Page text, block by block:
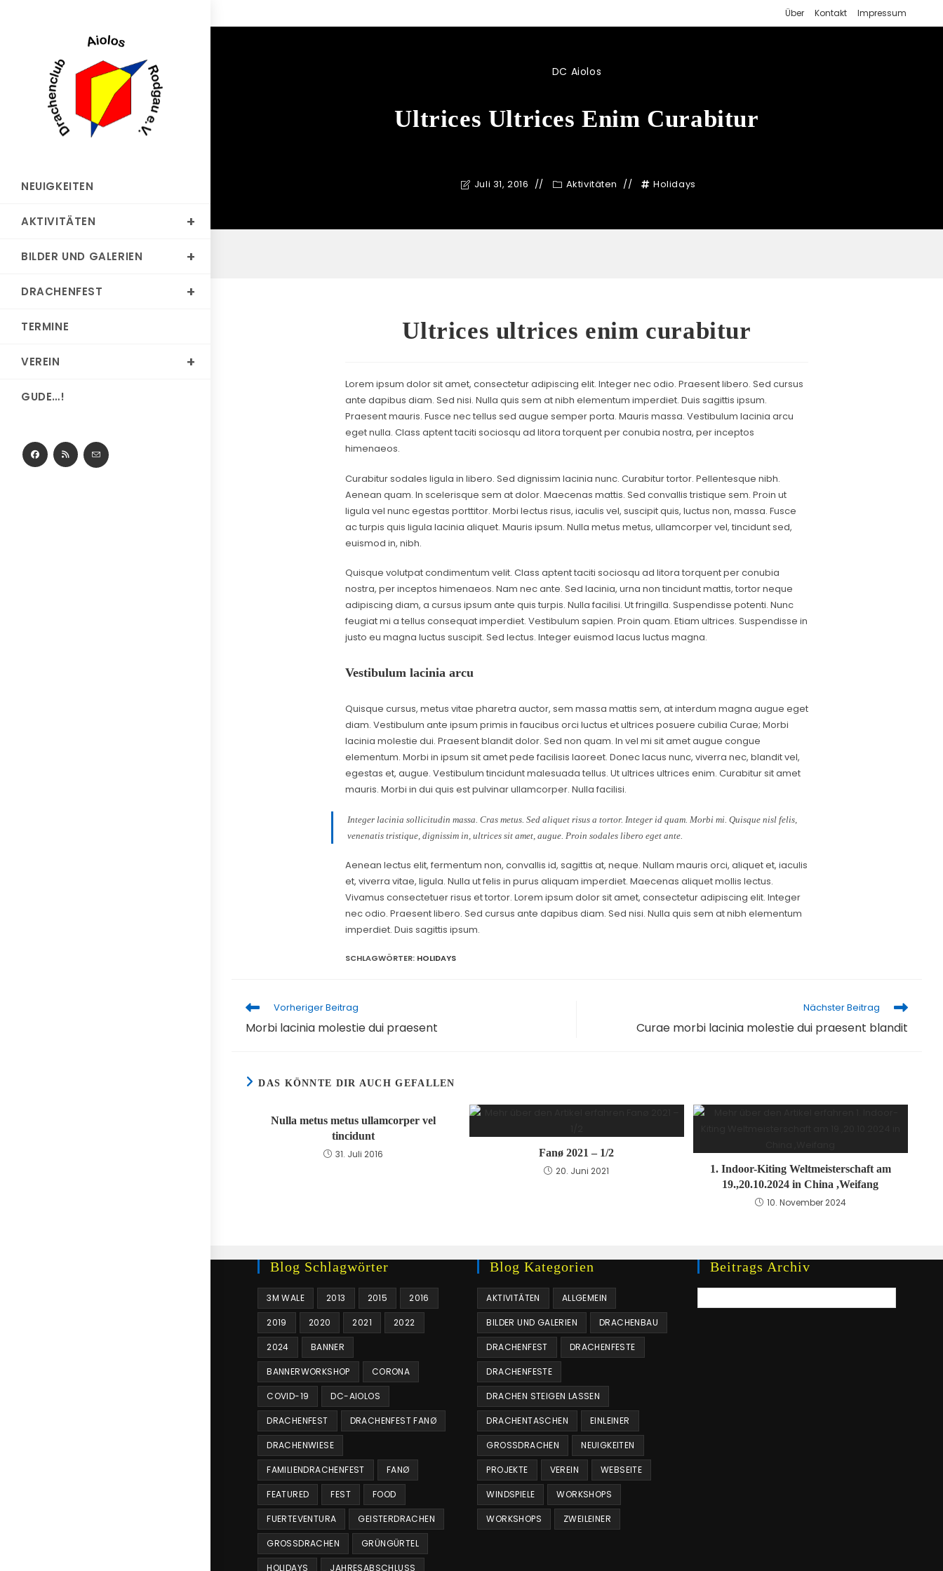
Inhalt
Über Kontakt Impressum
NEUIGKEITEN
AKTIVITÄTEN
BILDER UND GALERIEN
DRACHENFEST
TERMINE
VEREIN
GUDE…!
DC Aiolos
Ultrices Ultrices Enim Curabitur
Juli 31, 2016 Aktivitäten Holidays
Ultrices ultrices enim curabitur
Lorem ipsum dolor sit amet, consectetur adipiscing elit. Integer nec odio. Praesent libero. Sed cursus
ante dapibus diam. Sed nisi. Nulla quis sem at nibh elementum imperdiet. Duis sagittis ipsum.
Praesent mauris. Fusce nec tellus sed augue semper porta. Mauris massa. Vestibulum lacinia arcu
eget nulla. Class aptent taciti sociosqu ad litora torquent per conubia nostra, per inceptos
himenaeos.
Curabitur sodales ligula in libero. Sed dignissim lacinia nunc. Curabitur tortor. Pellentesque nibh.
Aenean quam. In scelerisque sem at dolor. Maecenas mattis. Sed convallis tristique sem. Proin ut
ligula vel nunc egestas porttitor. Morbi lectus risus, iaculis vel, suscipit quis, luctus non, massa. Fusce
ac turpis quis ligula lacinia aliquet. Mauris ipsum. Nulla metus metus, ullamcorper vel, tincidunt sed,
euismod in, nibh.
Quisque volutpat condimentum velit. Class aptent taciti sociosqu ad litora torquent per conubia
nostra, per inceptos himenaeos. Nam nec ante. Sed lacinia, urna non tincidunt mattis, tortor neque
adipiscing diam, a cursus ipsum ante quis turpis. Nulla facilisi. Ut fringilla. Suspendisse potenti. Nunc
feugiat mi a tellus consequat imperdiet. Vestibulum sapien. Proin quam. Etiam ultrices. Suspendisse in
justo eu magna luctus suscipit. Sed lectus. Integer euismod lacus luctus magna.
Vestibulum lacinia arcu
Quisque cursus, metus vitae pharetra auctor, sem massa mattis sem, at interdum magna augue eget
diam. Vestibulum ante ipsum primis in faucibus orci luctus et ultrices posuere cubilia Curae; Morbi
lacinia molestie dui. Praesent blandit dolor. Sed non quam. In vel mi sit amet augue congue
elementum. Morbi in ipsum sit amet pede facilisis laoreet. Donec lacus nunc, viverra nec, blandit vel,
egestas et, augue. Vestibulum tincidunt malesuada tellus. Ut ultrices ultrices enim. Curabitur sit amet
mauris. Morbi in dui quis est pulvinar ullamcorper. Nulla facilisi.
Integer lacinia sollicitudin massa. Cras metus. Sed aliquet risus a tortor. Integer id quam. Morbi mi. Quisque nisl felis,
venenatis tristique, dignissim in, ultrices sit amet, augue. Proin sodales libero eget ante.
Aenean lectus elit, fermentum non, convallis id, sagittis at, neque. Nullam mauris orci, aliquet et, iaculis
et, viverra vitae, ligula. Nulla ut felis in purus aliquam imperdiet. Maecenas aliquet mollis lectus.
Vivamus consectetuer risus et tortor. Lorem ipsum dolor sit amet, consectetur adipiscing elit. Integer
nec odio. Praesent libero. Sed cursus ante dapibus diam. Sed nisi. Nulla quis sem at nibh elementum
imperdiet. Duis sagittis ipsum.
SCHLAGWÖRTER: HOLIDAYS
Weitere
ansehen
Vorheriger Beitrag
Morbi lacinia molestie dui praesent
Nächster Beitrag
Curae morbi lacinia molestie dui praesent blandit
DAS KÖNNTE DIR AUCH GEFALLEN
Nulla metus metus ullamcorper vel
tincidunt
31. Juli 2016
Fanø 2021 – 1/2
20. Juni 2021
1. Indoor-Kiting Weltmeisterschaft am
19.,20.10.2024 in China ,Weifang
10. November 2024
Blog Schlagwörter
3M WALE 2013 2015 2016
2019 2020 2021 2022
2024 BANNER
BANNERWORKSHOP CORONA
COVID-19 DC-AIOLOS
DRACHENFEST DRACHENFEST FANØ
DRACHENWIESE
FAMILIENDRACHENFEST FANØ
FEATURED FEST FOOD
FUERTEVENTURA GEISTERDRACHEN
GROSSDRACHEN GRÜNGÜRTEL
HOLIDAYS JAHRESABSCHLUSS
Blog Kategorien
AKTIVITÄTEN ALLGEMEIN
BILDER UND GALERIEN DRACHENBAU
DRACHENFEST DRACHENFESTE
DRACHENFESTE
DRACHEN STEIGEN LASSEN
DRACHENTASCHEN EINLEINER
GROSSDRACHEN NEUIGKEITEN
PROJEKTE VEREIN WEBSEITE
WINDSPIELE WORKSHOPS
WORKSHOPS ZWEILEINER
Beitrags Archiv
Archiv